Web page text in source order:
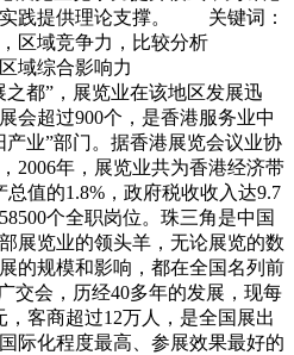
实践提供理论支撑。 关键词：
区域竞争力，比较分析
域综合影响力
都”，展览业在该地区发展迅
会超过900个，是香港服务业中
业”部门。据香港展览会议业协
2006年，展览业共为香港经济带
值的1.8%，政府税收收入达9.7
个全职岗位。珠三角是中国
展览业的领头羊，无论展览的数
的规模和影响，都在全国名列前
交会，历经40多年的发展，现每
，客商超过12万人，是全国展出
际化程度最高、参展效果最好的